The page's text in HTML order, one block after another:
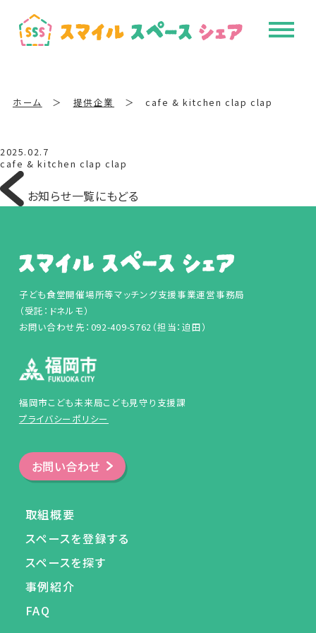
ホーム ＞ 提供企業 ＞ cafe & kitchen clap clap
2025.02.7
cafe & kitchen clap clap
お知らせ一覧にもどる
子ども食堂開催場所等マッチング支援事業運営事務局
（受託：ドネルモ）
お問い合わせ先：092-409-5762（担当：迫田）
福岡市こども未来局こども見守り支援課
プライバシーポリシー
お問い合わせ
取組概要
スペースを登録する
スペースを探す
事例紹介
FAQ